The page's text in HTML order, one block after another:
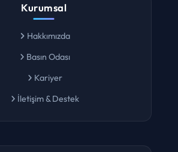
Kurumsal
Hakkımızda
Basın Odası
Kariyer
İletişim & Destek